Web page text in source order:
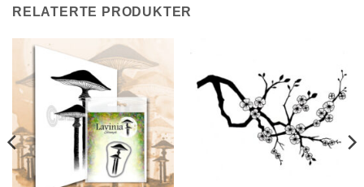
RELATERTE PRODUKTER